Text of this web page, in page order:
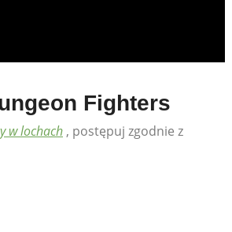
Fighters
w lochach , postępuj zgodnie z